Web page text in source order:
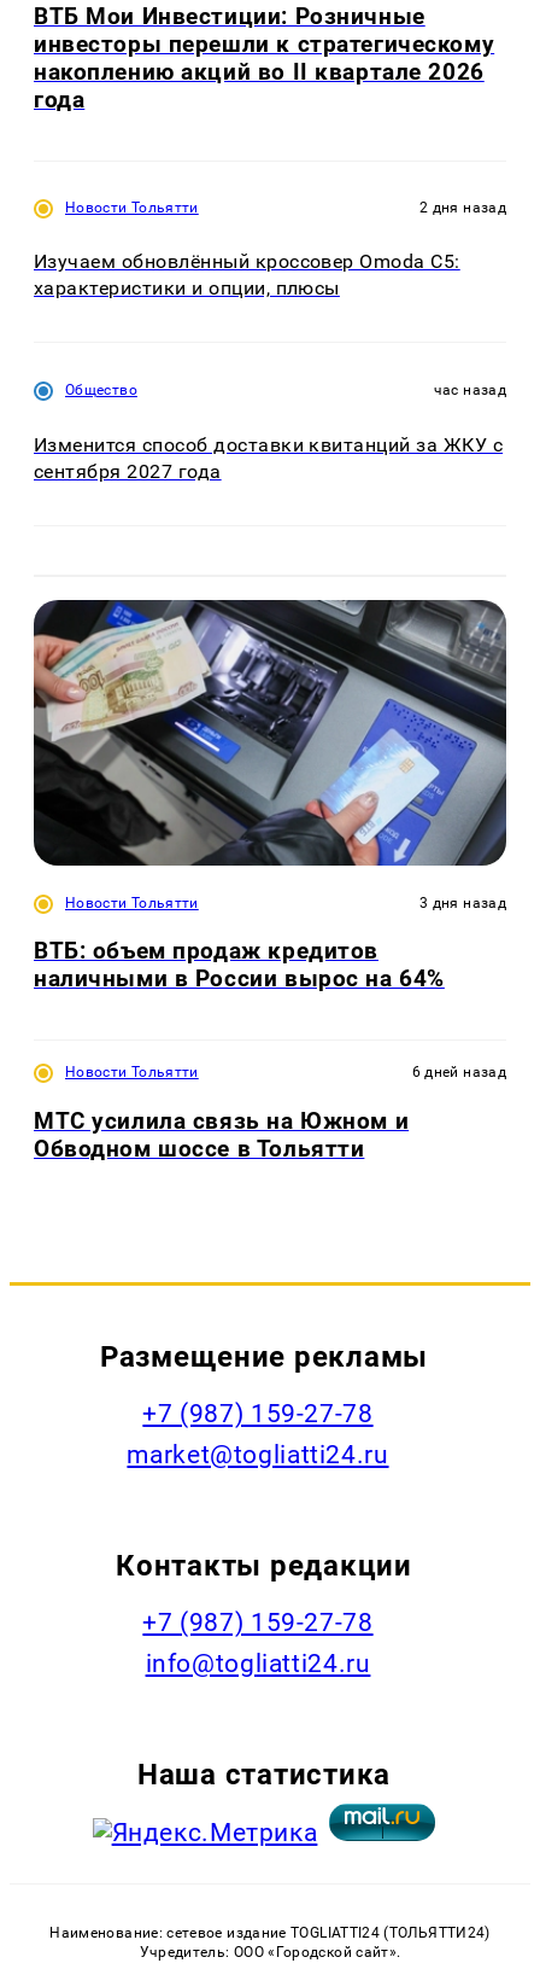
ВТБ Мои Инвестиции: Розничные
инвесторы перешли к стратегическому
накоплению акций во II квартале 2026
года
Новости Тольятти 2 дня назад
Изучаем обновлённый кроссовер Omoda C5:
характеристики и опции, плюсы
Общество час назад
Изменится способ доставки квитанций за ЖКУ с
сентября 2027 года
Новости Тольятти 3 дня назад
ВТБ: объем продаж кредитов
наличными в России вырос на 64%
Новости Тольятти 6 дней назад
МТС усилила связь на Южном и
Обводном шоссе в Тольятти
Размещение рекламы
+7 (987) 159-27-78
market@togliatti24.ru
Контакты редакции
+7 (987) 159-27-78
info@togliatti24.ru
Наша статистика
Наименование: сетевое издание TOGLIATTI24 (ТОЛЬЯТТИ24)
Учредитель: ООО «Городской сайт».